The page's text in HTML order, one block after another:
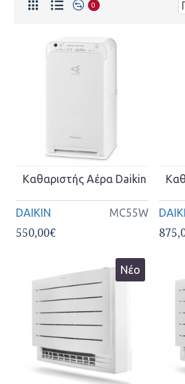
0
DAIKIN MC55W
Καθαριστής Αέρα Daikin
550,00€
Νέο